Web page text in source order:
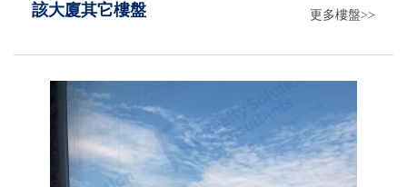
該大廈其它樓盤 更多樓盤>>